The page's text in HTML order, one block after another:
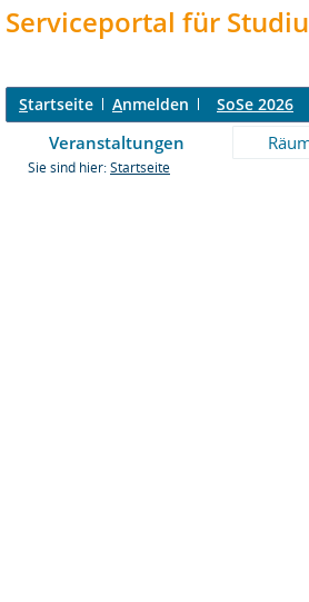
Serviceportal für
Startseite Anmelden SoSe 2026
Veranstaltungen
Sie sind hier: Startseite